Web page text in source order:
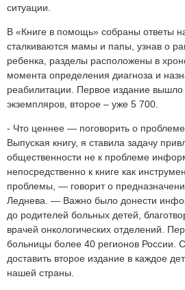
ситуации.
В «Книге в помощь» собраны ответы
сталкиваются мамы и папы, узнав о
ребенка, разделы расположены в
момента определения диагноза и
реабилитации. Первое издание
экземпляров, второе – уже 5 700.
- Что ценнее — поговорить о
Выпуская книгу, я ставила задачу
общественности не к проблеме
непосредственно к книге как
проблемы, — говорит о
Леднева. — Важно было донести
до родителей больных детей,
врачей онкологических отделений.
больницы более 40 регионов России.
доставить второе издание в каждое
нашей страны.